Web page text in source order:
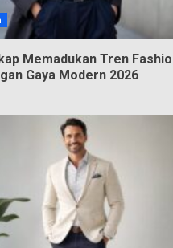
Memadukan Tren
Gaya Modern 2026